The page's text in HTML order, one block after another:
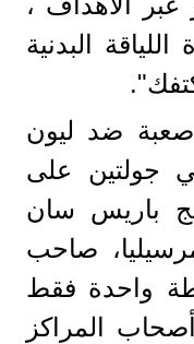
البدنية
صعبة ضد ليون
جولتين على
باريس سان
صاحب
واحدة فقط
المراكز